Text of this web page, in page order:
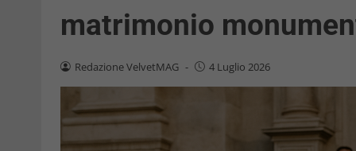
matrimonio
Redazione VelvetMAG - 4 Luglio 2026